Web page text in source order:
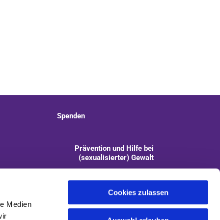
Medien
Cookies zulassen
Spenden
Prävention und Hilfe bei
(sexualisierter) Gewalt
info@kirchengemeinde-staaken.de